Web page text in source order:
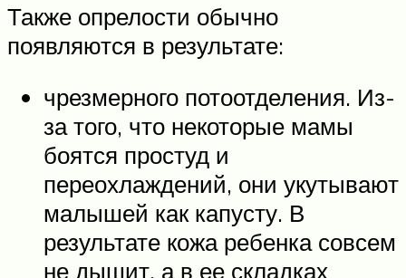
Также опрелости обычно
появляются в результате:
чрезмерного потоотделения. Из-
за того, что некоторые мамы
боятся простуд и
переохлаждений, они укутывают
малышей как капусту. В
результате кожа ребенка совсем
не дышит, а в ее складках